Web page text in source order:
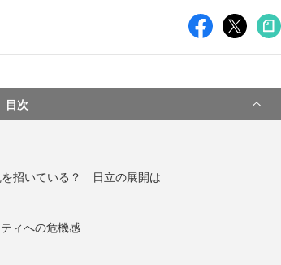
目次
を招いている？ 日立の展開は
ィへの危機感